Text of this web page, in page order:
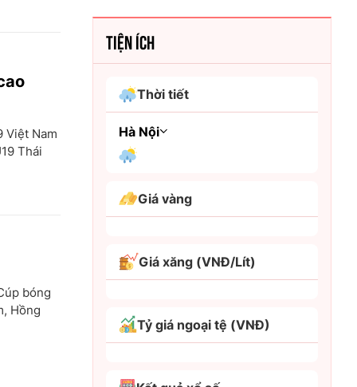
Việt Nam
Thái
bóng
Hồng
TIỆN ÍCH
Thời tiết
Hà Nội
Bình Dương
Bình Thuận
Bạc Liêu
Giá vàng
Giá xăng (VNĐ/Lít)
Tỷ giá ngoại tệ (VNĐ)